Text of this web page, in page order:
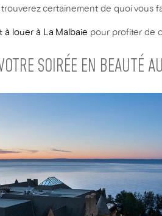
trouverez certainement de quoi vous
à louer à La Malbaie pour profiter de
SOIRÉE EN BEAUTÉ